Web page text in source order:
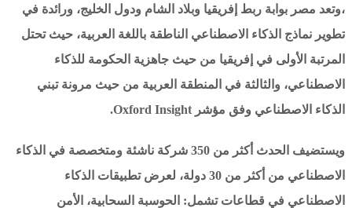
،وتعد مصر بوابة ربط إفريقيا وبلاد الشام ودول الخليج، ورائدة في
تطوير نماذج الذكاء الاصطناعي الناطقة باللغة العربية، حيث تحتل
المرتبة الأولى في إفريقيا من حيث جاهزية الحكومة للذكاء
الاصطناعي، والثالثة في المنطقة العربية من حيث مرونة تبني
الذكاء الاصطناعي وفق مؤشر Oxford Insight.
ويستضيف الحدث أكثر من 350 شركة ناشئة ومتخصصة في الذكاء
الاصطناعي من أكثر من 30 دولة، لعرض تطبيقات الذكاء
الاصطناعي في قطاعات تشمل: الحوسبة السحابية، الأمن